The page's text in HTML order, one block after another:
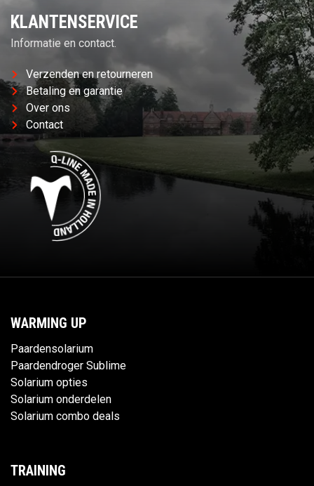
KLANTENSERVICE
Informatie en contact.
Verzenden en retourneren
Betaling en garantie
Over ons
Contact
WARMING UP
Paardensolarium
Paardendroger Sublime
Solarium opties
Solarium onderdelen
Solarium combo deals
TRAINING